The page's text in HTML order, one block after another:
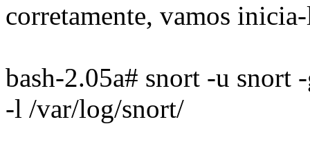
corretamente, vamos
bash-2.05a# snort -u snort
-l /var/log/snort/